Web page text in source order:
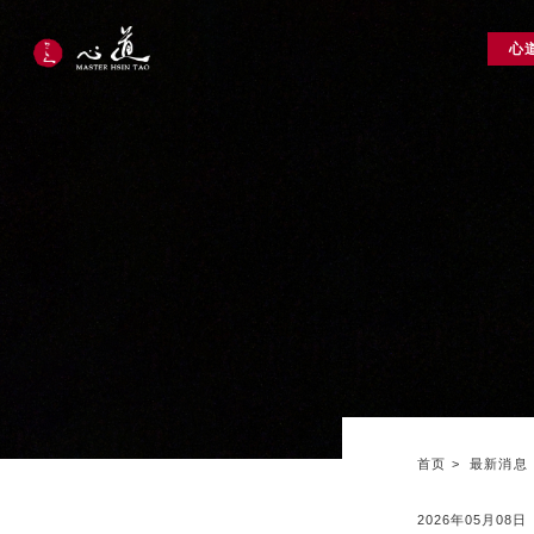
首页 最新消息
2026年05月08日
心